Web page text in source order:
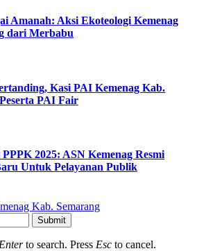
Amanah: Aksi Ekoteologi Kemenag
dari Merbabu
Kasi PAI Kemenag Kab.
PAI Fair
2025: ASN Kemenag Resmi
Untuk Pelayanan Publik
Kab. Semarang
Submit
to search. Press Esc to cancel.